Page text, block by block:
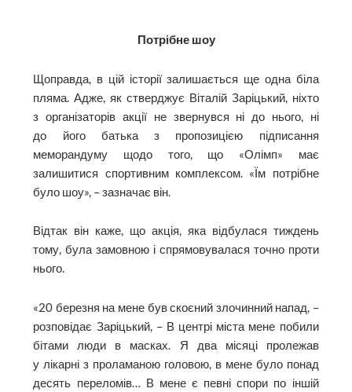
Потрібне шоу
Щоправда, в цій історії залишається ще одна біла
пляма. Адже, як стверджує Віталій Заріцький, ніхто
з організаторів акції не звернувся ні до нього, ні
до його батька з пропозицією підписання
меморандуму щодо того, що «Олімп» має
залишитися спортивним комплексом. «Їм потрібне
було шоу», – зазначає він.
Відтак він каже, що акція, яка відбулася тиждень
тому, була замовною і спрямовувалася точно проти
нього.
«20 березня на мене був скоєний злочинний напад, –
розповідає Заріцький, – В центрі міста мене побили
бітами люди в масках. Я два місяці пролежав
у лікарні з проламаною головою, в мене було понад
десять переломів… В мене є певні спори по іншій